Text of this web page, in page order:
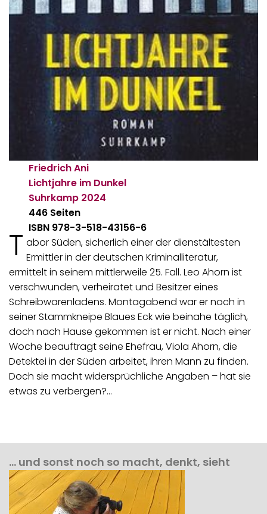
Friedrich Ani
Lichtjahre im Dunkel
Suhrkamp 2024
446 Seiten
ISBN 978-3-518-43156-6
T abor Süden, sicherlich einer der dienstältesten
Ermittler in der deutschen Kriminalliteratur,
ermittelt in seinem mittlerweile 25. Fall. Leo Ahorn ist
verschwunden, verheiratet und Besitzer eines
Schreibwarenladens. Montagabend war er noch in
seiner Stammkneipe Blaues Eck wie beinahe täglich,
doch nach Hause gekommen ist er nicht. Nach einer
Woche beauftragt seine Ehefrau, Viola Ahorn, die
Detektei in der Süden arbeitet, ihren Mann zu finden.
Doch sie macht widersprüchliche Angaben – hat sie
etwas zu verbergen?…
… und sonst noch so macht, denkt, sieht